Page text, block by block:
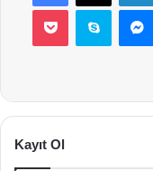
Pocket Skype
Kayıt Ol